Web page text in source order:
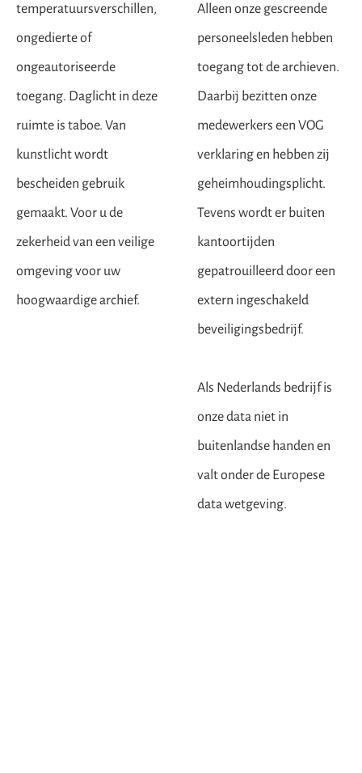
temperatuursverschillen,
ongedierte of
ongeautoriseerde
toegang. Daglicht in deze
ruimte is taboe. Van
kunstlicht wordt
bescheiden gebruik
gemaakt. Voor u de
zekerheid van een veilige
omgeving voor uw
hoogwaardige archief.
Alleen onze gescreende
personeelsleden hebben
toegang tot de archieven.
Daarbij bezitten onze
medewerkers een VOG
verklaring en hebben zij
geheimhoudingsplicht.
Tevens wordt er buiten
kantoortijden
gepatrouilleerd door een
extern ingeschakeld
beveiligingsbedrijf.
Als Nederlands bedrijf is
onze data niet in
buitenlandse handen en
valt onder de Europese
data wetgeving.